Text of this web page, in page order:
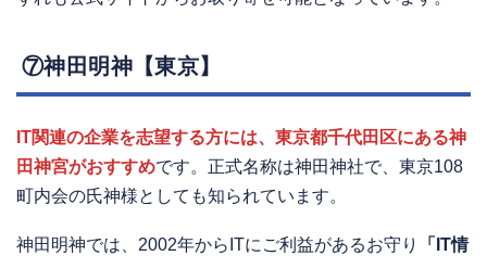
⑦神田明神【東京】
IT関連の企業を志望する方には、東京都千代田区にある神
田神宮がおすすめです。正式名称は神田神社で、東京108
町内会の氏神様としても知られています。
神田明神では、2002年からITにご利益があるお守り
「IT情